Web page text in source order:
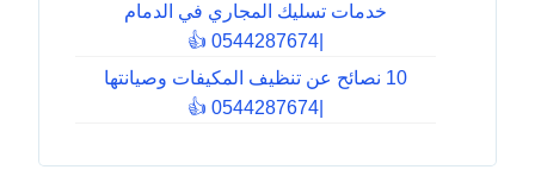
خدمات تسليك المجاري في الدمام
10 نصائح عن تنظيف المكيفات وصيانتها